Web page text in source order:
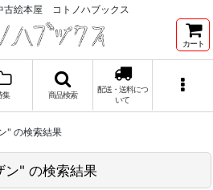
古絵本屋 コトノハブックス
カート
集 商品検索
配送・送料につ
いて
" の検索結果
ン" の検索結果